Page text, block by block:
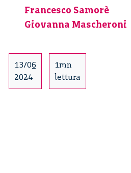
Un
Francesco Samorè
Giovanna Mascheroni
13/06
2024
1mn
lettura